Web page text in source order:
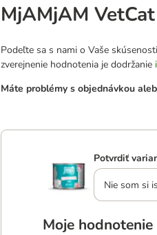
MjAMjAM
Podeľte sa s nami o Vaše
zverejnenie hodnotenia je dodržanie
Máte problémy s objednávkou
Potvrdiť
Nie som si
Moje